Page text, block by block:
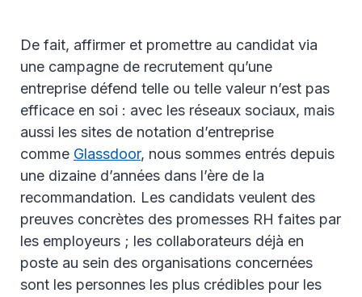
De fait, affirmer et promettre au candidat via
une campagne de recrutement qu’une
entreprise défend telle ou telle valeur n’est pas
efficace en soi : avec les réseaux sociaux, mais
aussi les sites de notation d’entreprise
comme Glassdoor, nous sommes entrés depuis
une dizaine d’années dans l’ère de la
recommandation. Les candidats veulent des
preuves concrètes des promesses RH faites par
les employeurs ; les collaborateurs déjà en
poste au sein des organisations concernées
sont les personnes les plus crédibles pour les